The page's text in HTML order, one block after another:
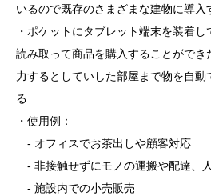
いるので既存のさまざまな建物に導入
・ポケットにタブレット端末を装着
読み取って商品を購入することができ
力するとしていした部屋まで物を自動
る
・使用例：
- オフィスでお茶出しや顧客対応
- 非接触せずにモノの運搬や配達、
- 施設内での小売販売